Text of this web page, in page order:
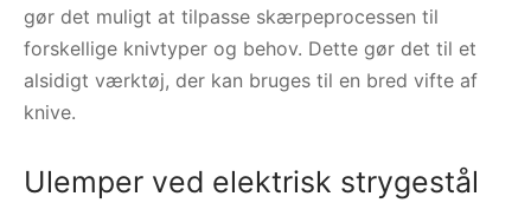
gør det muligt at tilpasse skærpeprocessen til
forskellige knivtyper og behov. Dette gør det til et
alsidigt værktøj, der kan bruges til en bred vifte af
knive.
Ulemper ved elektrisk strygestål